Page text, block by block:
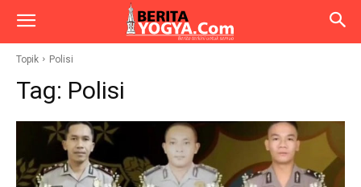
Topik Polisi
Tag: Polisi